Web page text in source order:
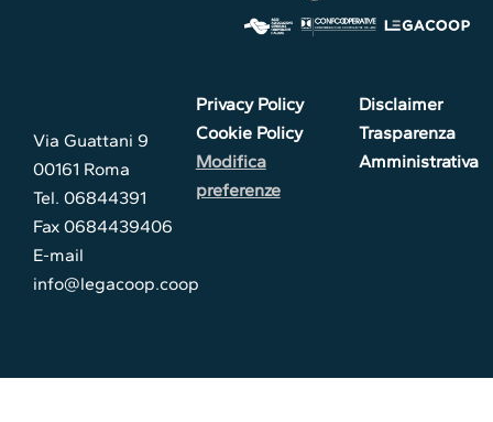
Via Guattani 9
00161 Roma
Tel. 06844391
Fax 0684439406
E-mail
info@legacoop.coop
Privacy Policy
Cookie Policy
Modifica
preferenze
Disclaimer
Trasparenza
Amministrativa